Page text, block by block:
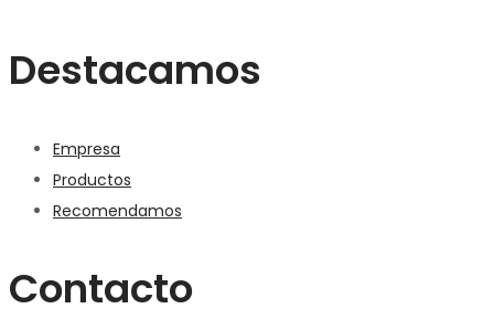
Destacamos
Empresa
Productos
Recomendamos
Contacto